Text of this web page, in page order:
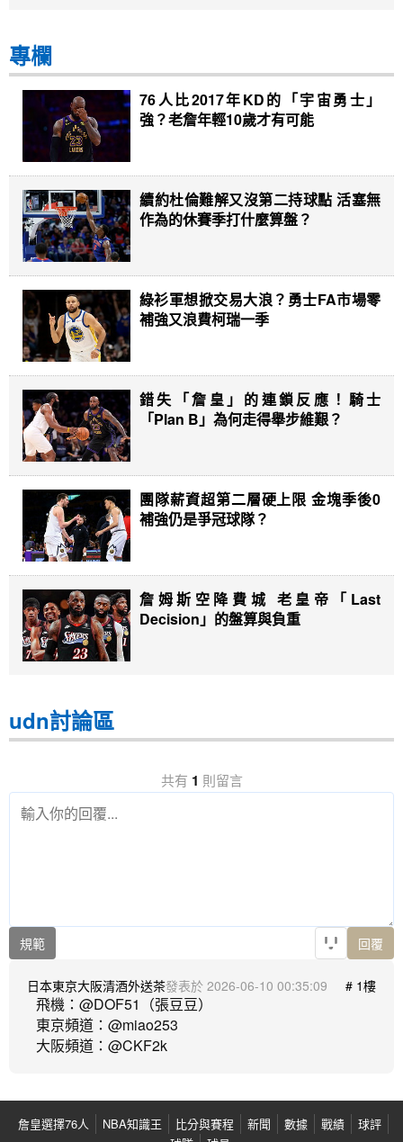
專欄
76人比2017年KD的「宇宙勇士」
強？老詹年輕10歲才有可能
續約杜倫難解又沒第二持球點 活塞無
作為的休賽季打什麼算盤？
綠衫軍想掀交易大浪？勇士FA市場零
補強又浪費柯瑞一季
錯失「詹皇」的連鎖反應！騎士
「Plan B」為何走得舉步維艱？
團隊薪資超第二層硬上限 金塊季後0
補強仍是爭冠球隊？
詹姆斯空降費城 老皇帝「Last
Decision」的盤算與負重
udn討論區
共有 1 則留言
規範 回覆
日本東京大阪清酒外送茶 2026-06-10 00:35:09 # 1樓
飛機：@DOF51（張豆豆）
東京頻道：@miao253
詹皇選擇76人 NBA知識王 比分與賽程 新聞 數據 戰績
球評